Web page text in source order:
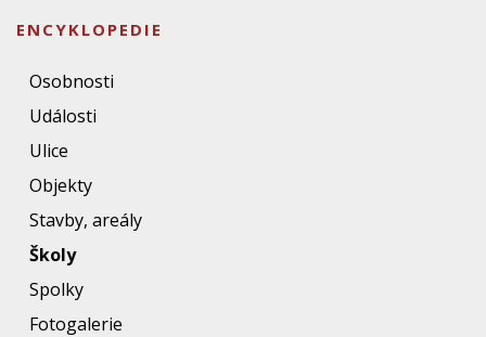
ENCYKLOPEDIE
Osobnosti
Události
Ulice
Objekty
Stavby, areály
Školy
Spolky
Fotogalerie